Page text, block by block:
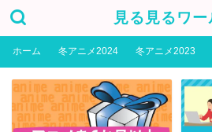
見る見るワー
ホーム 冬アニメ2024 冬アニメ2023